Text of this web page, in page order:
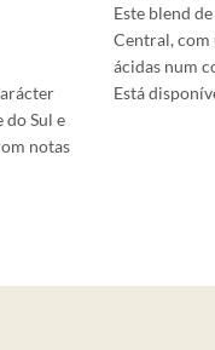
do Sul e
notas
Este blend
Central, com
ácidas num
Está